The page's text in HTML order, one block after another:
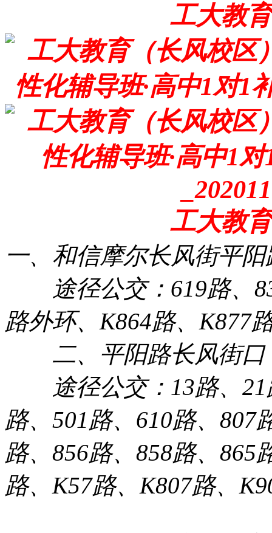
工大教
工大教
一、和信摩尔长风街平
途径公交：619路、
路外环、K864路、K877
二、平阳路长风街口
途径公交：13路、21
路、501路、610路、807
路、856路、858路、865
路、K57路、K807路、